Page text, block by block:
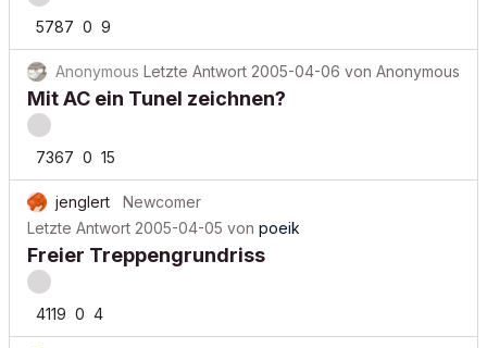
5787 0 9
Anonymous Letzte Antwort 2005-04-06 von Anonymous
Mit AC ein Tunel zeichnen?
7367 0 15
jenglert
Newcomer
Letzte Antwort 2005-04-05 von poeik
Freier Treppengrundriss
4119 0 4